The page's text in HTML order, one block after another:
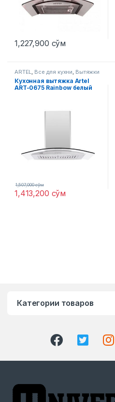
1,227,900 сўм
ARTEL, Все для кухни, Вытяжки
Кухонная вытяжка Artel
ART-0675 Rainbow белый
1,413,200 сўм
1,507,000сўм
Категории товаров